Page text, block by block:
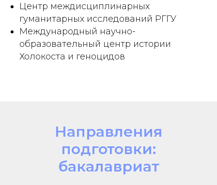
Центр междисциплинарных
гуманитарных исследований РГГУ
Международный научно-
образовательный центр истории
Холокоста и геноцидов
Направления
подготовки:
бакалавриат